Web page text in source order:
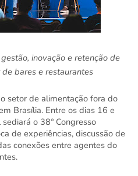
inovação e retenção de
bares e restaurantes
setor de alimentação fora do
Brasília. Entre os dias 16 e
o 38° Congresso
de experiências, discussão de
conexões entre agentes do